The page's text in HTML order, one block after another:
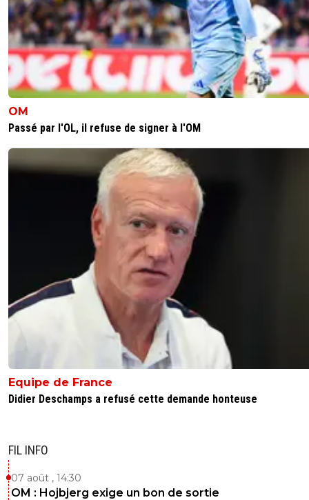
OM
Passé par l'OL, il refuse de signer à l'OM
Equipe de France
Didier Deschamps a refusé cette demande honteuse
FIL INFO
07 août , 14:30
OM : Hojbjerg exige un bon de sortie